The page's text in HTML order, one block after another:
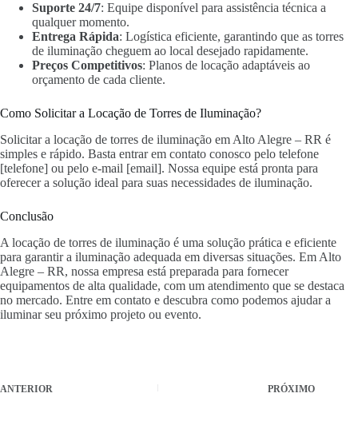
Suporte 24/7: Equipe disponível para assistência técnica a
qualquer momento.
Entrega Rápida: Logística eficiente, garantindo que as torres
de iluminação cheguem ao local desejado rapidamente.
Preços Competitivos: Planos de locação adaptáveis ao
orçamento de cada cliente.
Como Solicitar a Locação de Torres de Iluminação?
Solicitar a locação de torres de iluminação em Alto Alegre – RR é
simples e rápido. Basta entrar em contato conosco pelo telefone
[telefone] ou pelo e-mail [email]. Nossa equipe está pronta para
oferecer a solução ideal para suas necessidades de iluminação.
Conclusão
A locação de torres de iluminação é uma solução prática e eficiente
para garantir a iluminação adequada em diversas situações. Em Alto
Alegre – RR, nossa empresa está preparada para fornecer
equipamentos de alta qualidade, com um atendimento que se destaca
no mercado. Entre em contato e descubra como podemos ajudar a
iluminar seu próximo projeto ou evento.
ANTERIOR PRÓXIMO